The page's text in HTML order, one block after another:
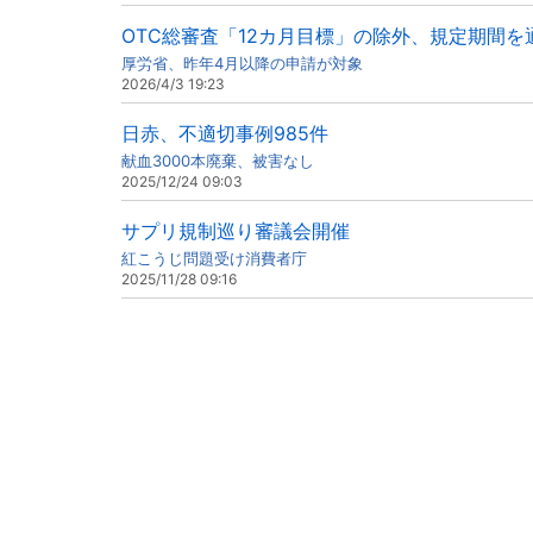
OTC総審査「12カ月目標」の除外、規定期間を
厚労省、昨年4月以降の申請が対象
2026/4/3 19:23
日赤、不適切事例985件
献血3000本廃棄、被害なし
2025/12/24 09:03
サプリ規制巡り審議会開催
紅こうじ問題受け消費者庁
2025/11/28 09:16